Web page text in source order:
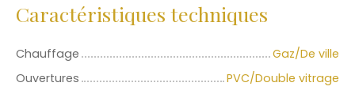
Caractéristiques techniques
Chauffage
Gaz/De ville
Ouvertures
PVC/Double vitrage